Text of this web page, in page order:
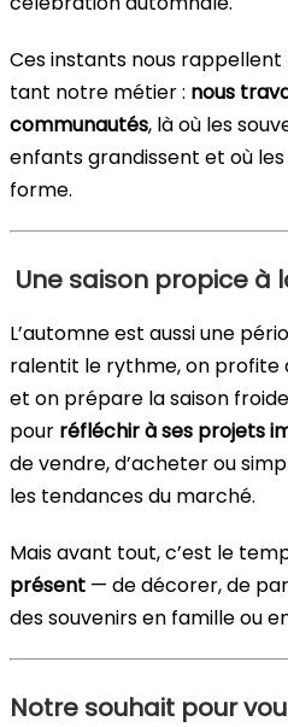
Ces instants nous rappellent
tant notre métier : nous
communautés, là où les
enfants grandissent et où
forme.
Une saison propice à
L’automne est aussi une
ralentit le rythme, on profite
et on prépare la saison
pour réfléchir à ses projets
de vendre, d’acheter ou
les tendances du marché.
Mais avant tout, c’est le
présent — de décorer, de
des souvenirs en famille ou
Notre souhait pour